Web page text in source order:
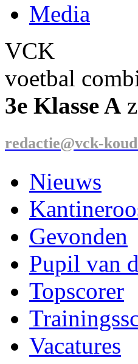
Media
VCK
voetbal
3e Klasse A
redactie@vck-
Nieuws
Gevonden
Pupil van
Topscorer
Vacatures